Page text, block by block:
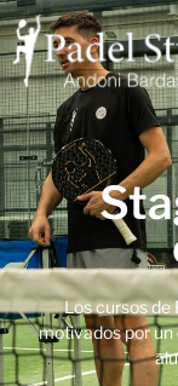
Los cursos de
motivados por un